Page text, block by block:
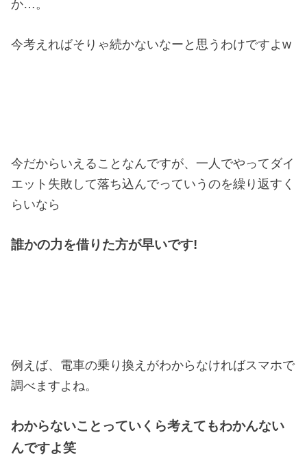
か…。
今考えればそりゃ続かないなーと思うわけですよw
今だからいえることなんですが、一人でやってダイ
エット失敗して落ち込んでっていうのを繰り返すく
らいなら
誰かの力を借りた方が早いです!
例えば、電車の乗り換えがわからなければスマホで
調べますよね。
わからないことっていくら考えてもわかんない
んですよ笑